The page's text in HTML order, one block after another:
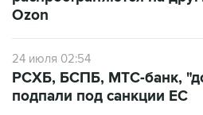
подпали под санкции ЕС